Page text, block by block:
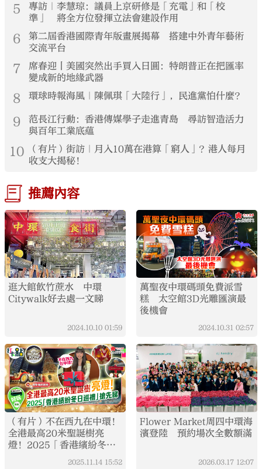
5
專訪｜李慧琼：議員上京研修是「充電」和「校
準」 將全方位發揮立法會建設作用
6
第二屆香港國際青年版畫展揭幕 搭建中外青年藝術
交流平台
7
席春迎丨美國突然出手買入日圓：特朗普正在把匯率
變成新的地緣武器
8 環球時報海風｜陳佩琪「大陸行」，民進黨怕什麼？
9
范長江行動：香港傳媒學子走進青島 尋訪智造活力
與百年工業底蘊
10
（有片）街訪｜月入10萬在港算「窮人」？港人每月
收支大揭秘！
推薦內容
逛大館飲竹蔗水 中環
Citywalk好去處一文睇
2024.10.10 01:59
萬聖夜中環碼頭免費派雪
糕 太空館3D光雕匯演最
後機會
2024.10.31 02:57
（有片）不在西九在中環！
全港最高20米聖誕樹亮
燈！2025「香港繽紛冬日
2025.11.14 15:52
Flower Market周四中環海
濱登陸 預約場次全數額滿
2026.03.17 12:07